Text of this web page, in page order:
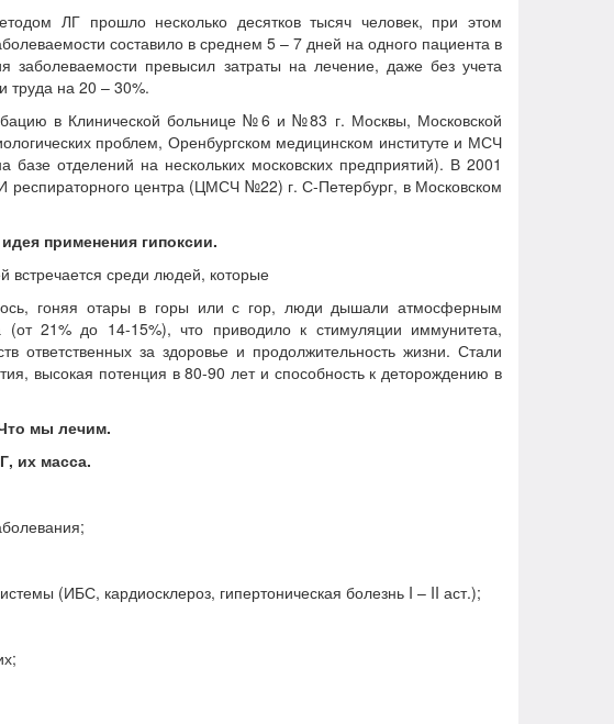
ЛГ прошло несколько десятков тысяч человек, при этом
составило в среднем 5 – 7 дней на одного пациента в
заболеваемости превысил затраты на лечение, даже без учета
труда на 20 – 30%.
в Клинической больнице №6 и №83 г. Москвы, Московской
проблем, Оренбургском медицинском институте и МСЧ
базе отделений на нескольких московских предприятий). В 2001
респираторного центра (ЦМСЧ №22) г. С-Петербург, в Московском
применения гипоксии.
среди людей, которые
гоняя отары в горы или с гор, люди дышали атмосферным
(от 21% до 14-15%), что приводило к стимуляции иммунитета,
ответственных за здоровье и продолжительность жизни. Стали
высокая потенция в 80-90 лет и способность к деторождению в
мы лечим.
их масса.
(ИБС, кардиосклероз, гипертоническая болезнь I – II аст.);